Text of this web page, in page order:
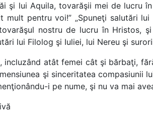
şi lui Aquila, tovarăşii mei de lucru
mult pentru voi!” „Spuneţi salutări
nostru de lucru în Hristos,
lui Filolog şi Iuliei, lui Nereu şi
incluzând atât femei cât şi bărbaţi,
şi sinceritatea compasiunii
i pe nume, şi nu va mai